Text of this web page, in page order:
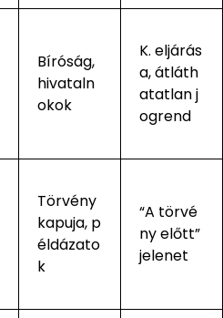
Bíróság,
hivataln
okok
K. eljárás
a, átláth
atatlan j
ogrend
Törvény
kapuja, p
éldázato
k
“A törvé
ny előtt”
jelenet